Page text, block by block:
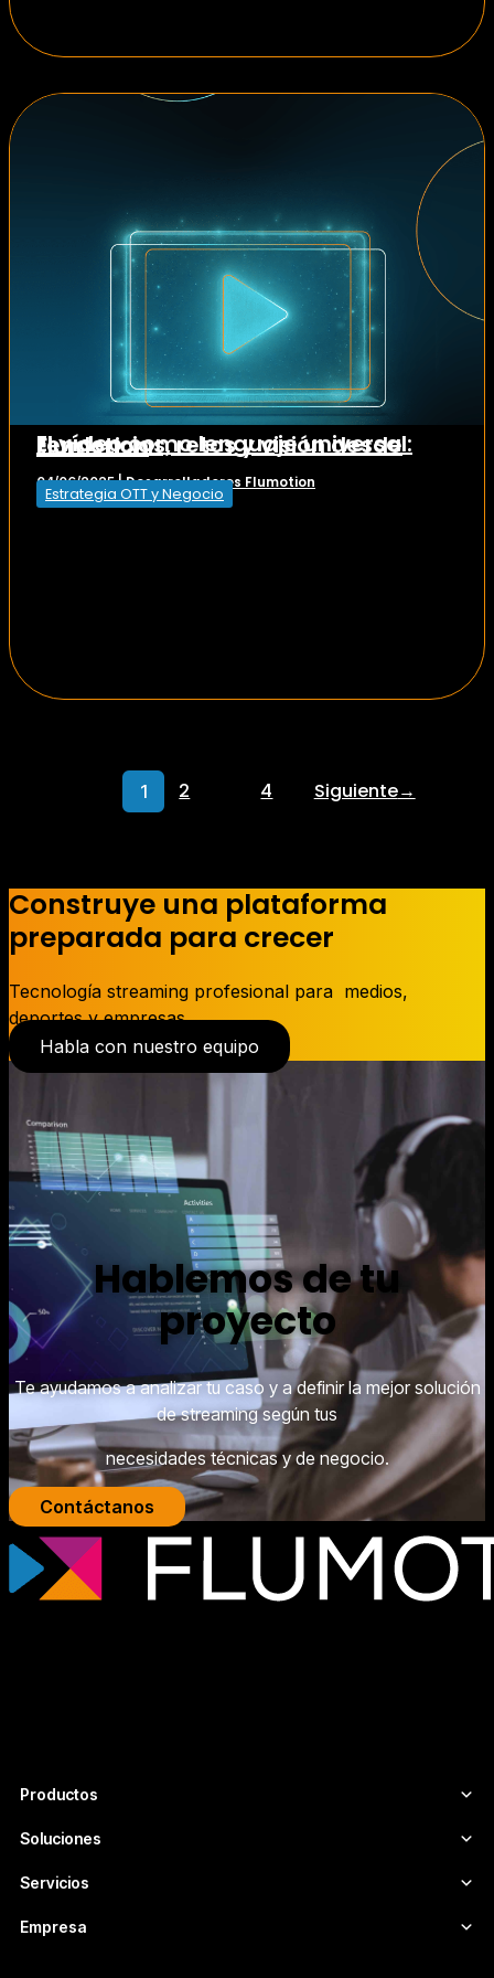
El vídeo como lenguaje universal: tendencias, retos y visión desde Flumotion
04/06/2025|Desarrolladores Flumotion
Estrategia OTT y Negocio
1 2 4 Siguiente→
Construye una plataforma
preparada para crecer
Tecnología streaming profesional para medios,
deportes y empresas.
Habla con nuestro equipo
Hablemos de tu
proyecto
Te ayudamos a analizar tu caso y a definir la mejor solución
de streaming según tus
necesidades técnicas y de negocio.
Contáctanos
Productos
Soluciones
Servicios
Empresa